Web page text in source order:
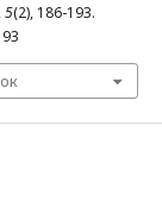
,5(2), 186-193.